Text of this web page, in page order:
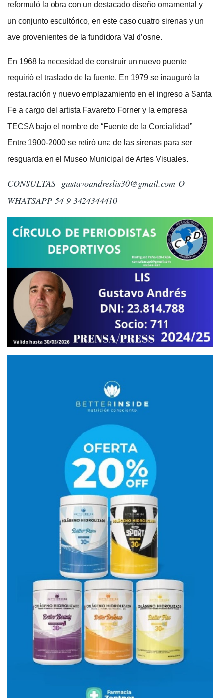
reformuló la obra con un destacado diseño ornamental y
un conjunto escultórico, en este caso cuatro sirenas y un
ave provenientes de la fundidora Val d’osne.
En 1968 la necesidad de construir un nuevo puente
requirió el traslado de la fuente. En 1979 se inauguró la
restauración y nuevo emplazamiento en el ingreso a Santa
Fe a cargo del artista Favaretto Forner y la empresa
TECSA bajo el nombre de “Fuente de la Cordialidad”.
Entre 1900-2000 se retiró una de las sirenas para ser
resguarda en el Museo Municipal de Artes Visuales.
CONSULTAS gustavoandreslis30@gmail.com O
WHATSAPP 54 9 3424344410